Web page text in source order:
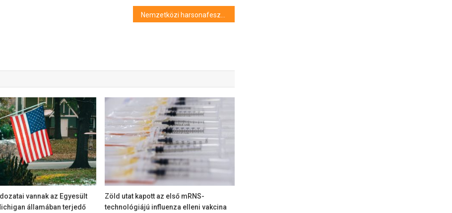
vannak az Egyesült
államában terjedő
Zöld utat kapott az első mRNS-
technológiájú influenza elleni vakcina